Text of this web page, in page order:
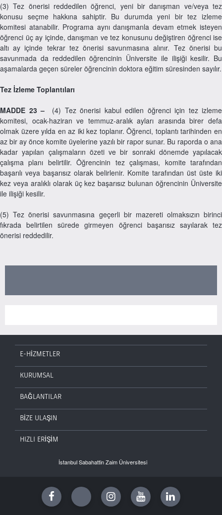
(3) Tez önerisi reddedilen öğrenci, yeni bir danışman ve/veya tez
konusu seçme hakkına sahiptir. Bu durumda yeni bir tez izleme
komitesi atanabilir. Programa aynı danışmanla devam etmek isteyen
öğrenci üç ay içinde, danışman ve tez konusunu değiştiren öğrenci ise
altı ay içinde tekrar tez önerisi savunmasına alınır. Tez önerisi bu
savunmada da reddedilen öğrencinin Üniversite ile ilişiği kesilir. Bu
aşamalarda geçen süreler öğrencinin doktora eğitim süresinden sayılır.
Tez İzleme Toplantıları
MADDE 23 –
(4) Tez önerisi kabul edilen öğrenci için tez izleme
komitesi, ocak-haziran ve temmuz-aralık ayları arasında birer defa
olmak üzere yılda en az iki kez toplanır. Öğrenci, toplantı tarihinden en
az bir ay önce komite üyelerine yazılı bir rapor sunar. Bu raporda o ana
kadar yapılan çalışmaların özeti ve bir sonraki dönemde yapılacak
çalışma planı belirtilir. Öğrencinin tez çalışması, komite tarafından
başarılı veya başarısız olarak belirlenir. Komite tarafından üst üste iki
kez veya aralıklı olarak üç kez başarısız bulunan öğrencinin Üniversite
ile ilişiği kesilir.
(5) Tez önerisi savunmasına geçerli bir mazereti olmaksızın birinci
fıkrada belirtilen sürede girmeyen öğrenci başarısız sayılarak tez
önerisi reddedilir.
E-HİZMETLER
KURUMSAL
BAĞLANTILAR
BİZE ULAŞIN
HIZLI ERİŞİM
İstanbul Sabahattin Zaim Üniversitesi